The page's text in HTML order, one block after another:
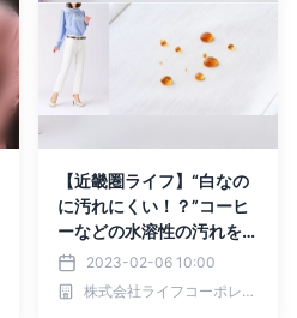
【近畿圏ライフ】“白なの
に汚れにくい！？”コーヒ
ーなどの水溶性の汚れを弾
く『防汚加工』を施した
「婦人 汚れがつきにくい
ホワイトパンツ」を新発売
2023-02-06 10:00
株式会社ライフコーポレーション